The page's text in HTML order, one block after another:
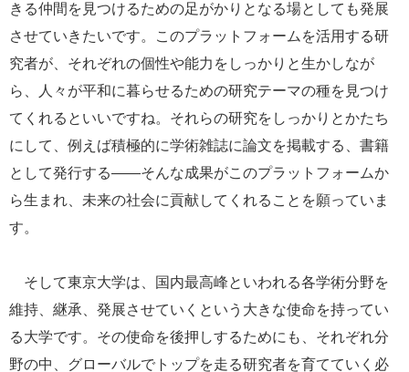
きる仲間を見つけるための足がかりとなる場としても発展
させていきたいです。このプラットフォームを活用する研
究者が、それぞれの個性や能力をしっかりと生かしなが
ら、人々が平和に暮らせるための研究テーマの種を見つけ
てくれるといいですね。それらの研究をしっかりとかたち
にして、例えば積極的に学術雑誌に論文を掲載する、書籍
として発行する――そんな成果がこのプラットフォームか
ら生まれ、未来の社会に貢献してくれることを願っていま
す。
そして東京大学は、国内最高峰といわれる各学術分野を
維持、継承、発展させていくという大きな使命を持ってい
る大学です。その使命を後押しするためにも、それぞれ分
野の中、グローバルでトップを走る研究者を育てていく必